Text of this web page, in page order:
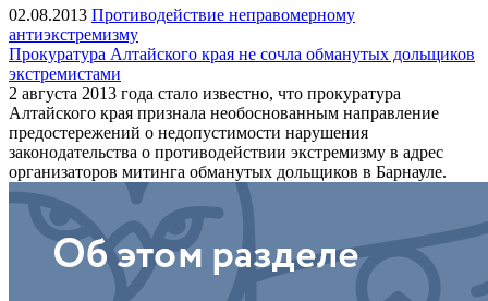
02.08.2013 Противодействие неправомерному
антиэкстремизму
Прокуратура Алтайского края не сочла обманутых дольщиков
экстремистами
2 августа 2013 года стало известно, что прокуратура
Алтайского края признала необоснованным направление
предостережений о недопустимости нарушения
законодательства о противодействии экстремизму в адрес
организаторов митинга обманутых дольщиков в Барнауле.